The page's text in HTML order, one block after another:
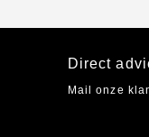
Direct
Mail onze